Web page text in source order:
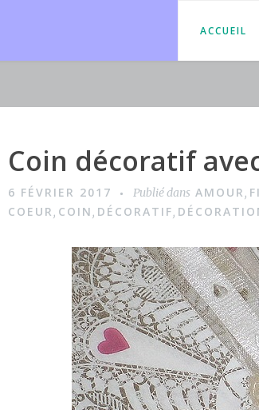
ACCUEIL
I
a
Coin décoratif
6 FÉVRIER 2017 Publié dans AMOUR,
COEUR, COIN, DÉCORATIF,